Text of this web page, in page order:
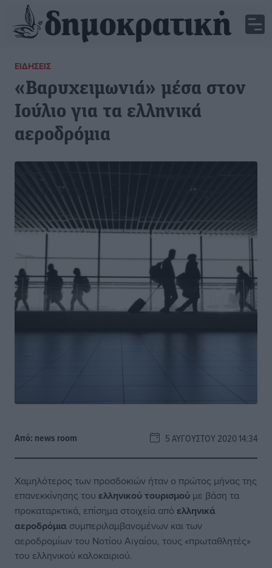
ΕΙΔΉΣΕΙΣ
«Βαρυχειμωνιά» μέσα στον
Ιούλιο για τα ελληνικά
αεροδρόμια
Από: news room 5 ΑΥΓΟΎΣΤΟΥ 2020 14:34
Χαμηλότερος των προσδοκιών ήταν ο πρώτος μήνας της
επανεκκίνησης του ελληνικού τουρισμού με βάση τα
προκαταρκτικά, επίσημα στοιχεία από ελληνικά
αεροδρόμια συμπεριλαμβανομένων και των
αεροδρομίων του Νοτίου Αιγαίου, τους «πρωταθλητές»
του ελληνικού καλοκαιριού.